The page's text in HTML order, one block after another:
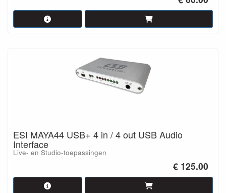
ESI MAYA44 USB+ 4 in / 4 out USB Audio
Interface
Live- en Studio-toepassingen
€ 125.00